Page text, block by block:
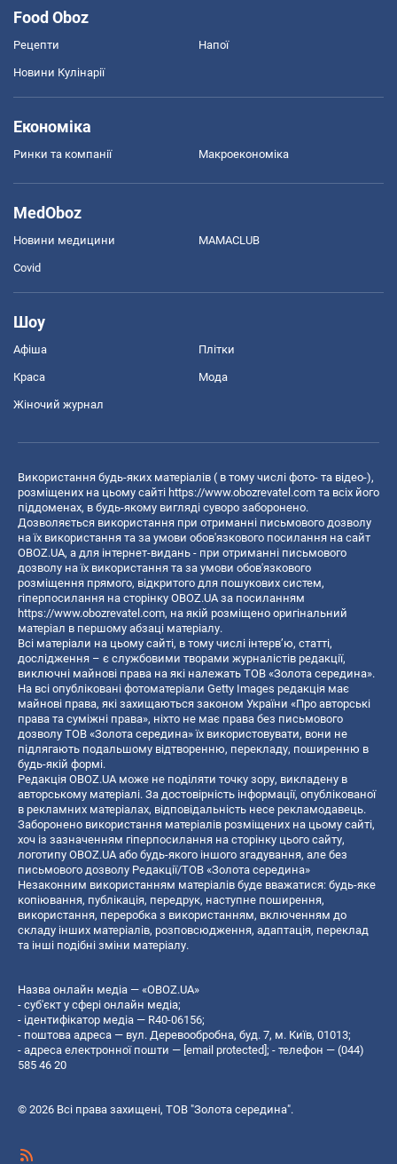
Food Oboz
Рецепти Напої
Новини Кулінарії
Економіка
Ринки та компанії Макроекономіка
MedOboz
Новини медицини MAMACLUB
Covid
Шоу
Афіша Плітки
Краса Мода
Жіночий журнал
Використання будь-яких матеріалів ( в тому числі фото- та відео-),
розміщених на цьому сайті https://www.obozrevatel.com та всіх його
піддоменах, в будь-якому вигляді суворо заборонено.
Дозволяється використання при отриманні письмового дозволу
на їх використання та за умови обов'язкового посилання на сайт
OBOZ.UA, а для інтернет-видань - при отриманні письмового
дозволу на їх використання та за умови обов'язкового
розміщення прямого, відкритого для пошукових систем,
гіперпосилання на сторінку OBOZ.UA за посиланням
https://www.obozrevatel.com, на якій розміщено оригінальний
матеріал в першому абзаці матеріалу.
Всі матеріали на цьому сайті, в тому числі інтерв’ю, статті,
дослідження – є службовими творами журналістів редакції,
виключні майнові права на які належать ТОВ «Золота середина».
На всі опубліковані фотоматеріали Getty Images редакція має
майнові права, які захищаються законом України «Про авторські
права та суміжні права», ніхто не має права без письмового
дозволу ТОВ «Золота середина» їх використовувати, вони не
підлягають подальшому відтворенню, перекладу, поширенню в
будь-якій формі.
Редакція OBOZ.UA може не поділяти точку зору, викладену в
авторському матеріалі. За достовірність інформації, опублікованої
в рекламних матеріалах, відповідальність несе рекламодавець.
Заборонено використання матеріалів розміщених на цьому сайті,
хоч із зазначенням гіперпосилання на сторінку цього сайту,
логотипу OBOZ.UA або будь-якого іншого згадування, але без
письмового дозволу Редакції/ТОВ «Золота середина»
Незаконним використанням матеріалів буде вважатися: будь-яке
копiювання, публiкацiя, передрук, наступне поширення,
використання, переробка з використанням, включенням до
складу інших матеріалів, розповсюдження, адаптація, переклад
та інші подібні зміни матеріалу.
Назва онлайн медіа — «OBOZ.UA»
- суб'єкт у сфері онлайн медіа;
- ідентифікатор медіа — R40-06156;
- поштова адреса — вул. Деревообробна, буд. 7, м. Київ, 01013;
- адреса електронної пошти — [email protected] ; - телефон — (044)
585 46 20
© 2026 Всі права захищені, ТОВ "Золота середина".